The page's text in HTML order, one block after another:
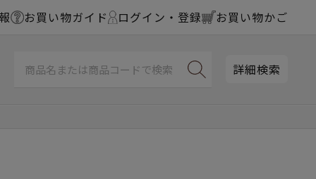
お買い物ガイド ログイン・登録 お買い物かご
詳細検索